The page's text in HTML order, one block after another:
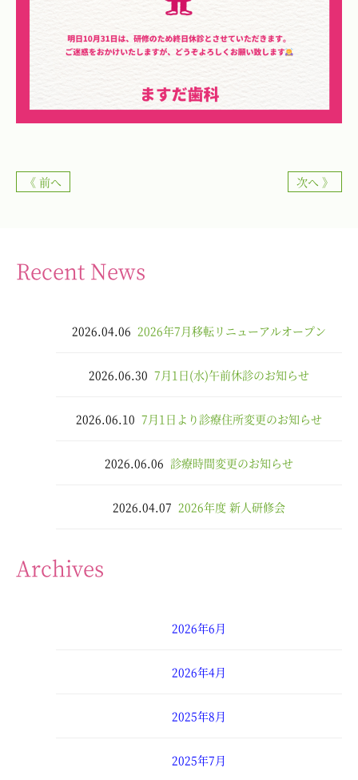
《 前へ 次へ 》
Recent News
2026.04.06 2026年7月移転リニューアルオープン
2026.06.30 7月1日(水)午前休診のお知らせ
2026.06.10 7月1日より診療住所変更のお知らせ
2026.06.06 診療時間変更のお知らせ
2026.04.07 2026年度 新人研修会
Archives
2026年6月
2026年4月
2025年8月
2025年7月